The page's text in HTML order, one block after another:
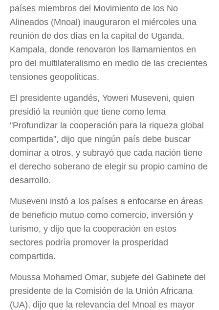
países miembros del Movimiento de los No
Alineados (Mnoal) inauguraron el miércoles una
reunión de dos días en la capital de Uganda,
Kampala, donde renovaron los llamamientos en
pro del multilateralismo en medio de las crecientes
tensiones geopolíticas.
El presidente ugandés, Yoweri Museveni, quien
presidió la reunión que tiene como lema
"Profundizar la cooperación para la riqueza global
compartida", dijo que ningún país debe buscar
dominar a otros, y subrayó que cada nación tiene
el derecho soberano de elegir su propio camino de
desarrollo.
Museveni instó a los países a enfocarse en áreas
de beneficio mutuo como comercio, inversión y
turismo, y dijo que la cooperación en estos
sectores podría promover la prosperidad
compartida.
Moussa Mohamed Omar, subjefe del Gabinete del
presidente de la Comisión de la Unión Africana
(UA), dijo que la relevancia del Mnoal es mayor